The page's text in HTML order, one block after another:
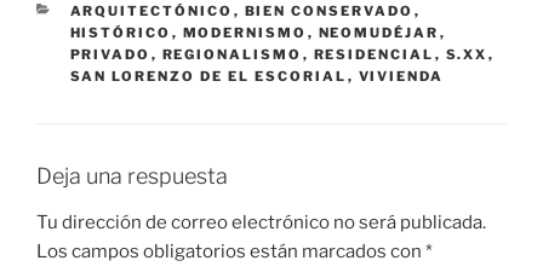
CATEGORÍAS
ARQUITECTÓNICO , BIEN CONSERVADO ,
HISTÓRICO , MODERNISMO , NEOMUDÉJAR ,
PRIVADO , REGIONALISMO , RESIDENCIAL , S.XX ,
SAN LORENZO DE EL ESCORIAL , VIVIENDA
Deja una respuesta
Tu dirección de correo electrónico no será publicada.
Los campos obligatorios están marcados con *